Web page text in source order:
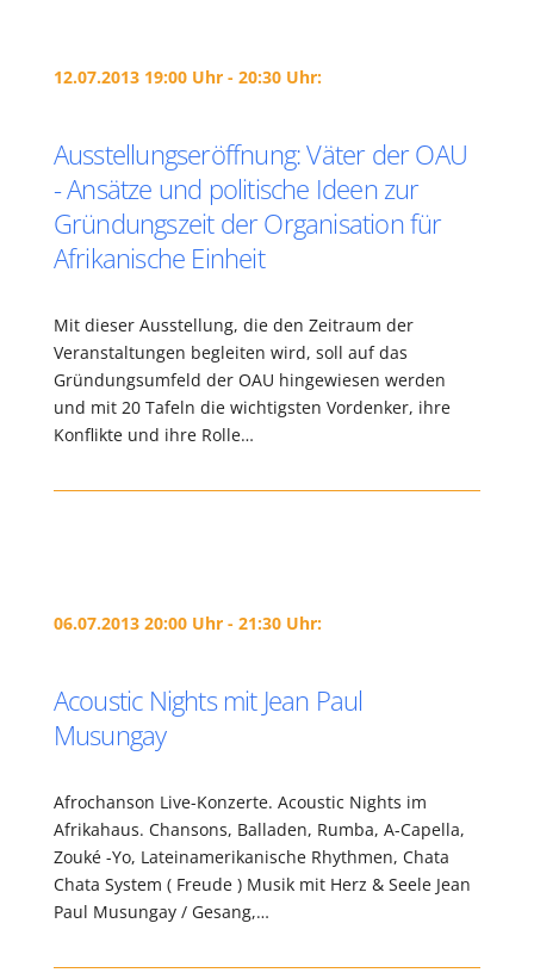
12.07.2013 19:00 Uhr - 20:30 Uhr:
Ausstellungseröffnung: Väter der OAU
- Ansätze und politische Ideen zur
Gründungszeit der Organisation für
Afrikanische Einheit
Mit dieser Ausstellung, die den Zeitraum der
Veranstaltungen begleiten wird, soll auf das
Gründungsumfeld der OAU hingewiesen werden
und mit 20 Tafeln die wichtigsten Vordenker, ihre
Konflikte und ihre Rolle…
06.07.2013 20:00 Uhr - 21:30 Uhr:
Acoustic Nights mit Jean Paul
Musungay
Afrochanson Live-Konzerte. Acoustic Nights im
Afrikahaus. Chansons, Balladen, Rumba, A-Capella,
Zouké -Yo, Lateinamerikanische Rhythmen, Chata
Chata System ( Freude ) Musik mit Herz & Seele Jean
Paul Musungay / Gesang,…